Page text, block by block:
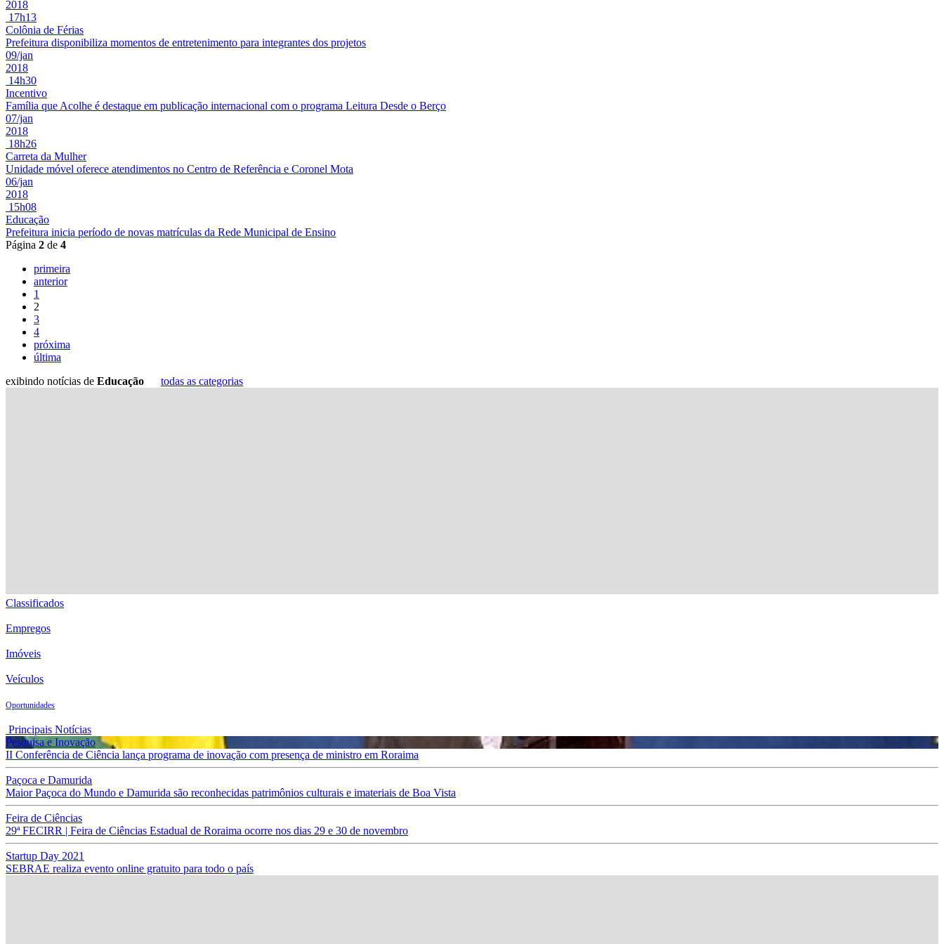
2018
17h13
Colônia de Férias
Prefeitura disponibiliza momentos de entretenimento para integrantes dos projetos
09/jan
2018
14h30
Incentivo
Família que Acolhe é destaque em publicação internacional com o programa Leitura Desde o Berço
07/jan
2018
18h26
Carreta da Mulher
Unidade móvel oferece atendimentos no Centro de Referência e Coronel Mota
06/jan
2018
15h08
Educação
Prefeitura inicia período de novas matrículas da Rede Municipal de Ensino
Página 2 de 4
primeira
anterior
1
2
3
4
próxima
última
exibindo notícias de Educação todas as categorias
Classificados
Empregos
Imóveis
Veículos
Oportunidades
Principais Notícias
Pesquisa e Inovação
II Conferência de Ciência lança programa de inovação com presença de ministro em Roraima
Paçoca e Damurida
Maior Paçoca do Mundo e Damurida são reconhecidas patrimônios culturais e imateriais de Boa Vista
Feira de Ciências
29ª FECIRR | Feira de Ciências Estadual de Roraima ocorre nos dias 29 e 30 de novembro
Startup Day 2021
SEBRAE realiza evento online gratuito para todo o país